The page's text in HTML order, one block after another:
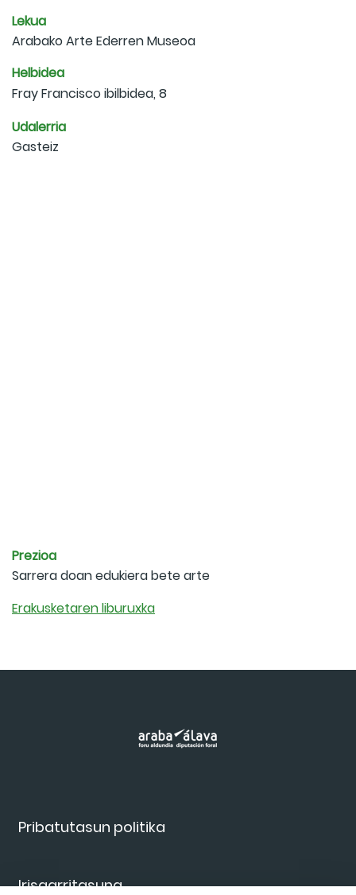
Lekua
Arabako Arte Ederren Museoa
Helbidea
Fray Francisco ibilbidea, 8
Udalerria
Gasteiz
Prezioa
Sarrera doan edukiera bete arte
Erakusketaren liburuxka
Pribatutasun politika
Irisgarritasuna